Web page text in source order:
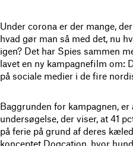
Under corona er der mange,
hvad gør man så med det, nu
igen? Det har Spies sammen
lavet en ny kampagnefilm om:
på sociale medier i de fire
Baggrunden for kampagnen,
undersøgelse, der viser, at 41
på ferie på grund af deres